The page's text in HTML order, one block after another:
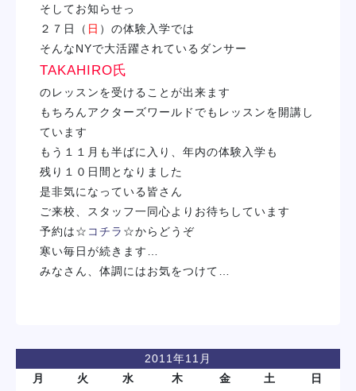
そしてお知らせっ
２７日（ 日 ） の体験入学では
そんなNYで大活躍されているダンサー
TAKAHIRO氏
のレッスンを受けることが出来ます
もちろんアクターズワールドでもレッスンを開講し
ています
もう１１月も半ばに入り、年内の体験入学も
残り１０日間となりました
是非気になっている皆さん
ご来校、スタッフ一同心よりお待ちしています
予約は☆ コチラ ☆からどうぞ
寒い毎日が続きます…
みなさん、体調にはお気をつけて…
2011年11月
月
火 水 木 金 土 日